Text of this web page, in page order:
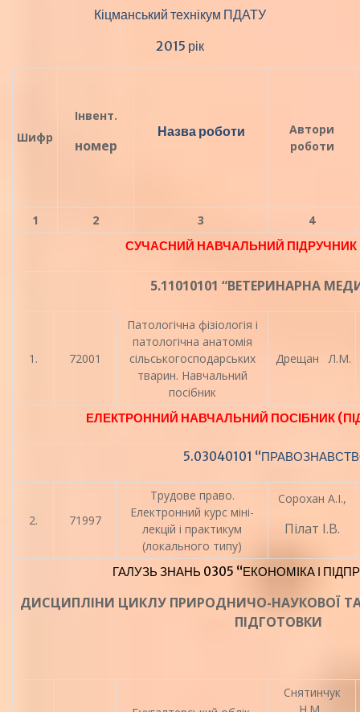
Кіцманський технікум ПДАТУ
2015 рік
Шифр
Інвент.
номер
Назва роботи
Автори
роботи
1 2 3
4
СУЧАСНИЙ НАВЧАЛЬНИЙ ПІДРУЧНИК
5.11010101 “ВЕТЕРИНАРНА
1. 72001
Патологічна фізіологія і
патологічна анатомія
сільськогосподарських
тварин. Навчальний
посібник
Дрещан Л.М.
ЕЛЕКТРОННИЙ НАВЧАЛЬНИЙ ПОСІБНИК
5.03040101
2. 71997
Трудове право.
Електронний курс міні-
лекцій і практикум
(локального типу)
Сорохан А.І.,
Пілат І.В.
ГАЛУЗЬ ЗНАНЬ 0305 “ЕКОНОМІКА І
ДИСЦИПЛІНИ ЦИКЛУ ПРИРОДНИЧО-НАУКОВОЇ
ПІДГОТОВКИ
Снятинчук